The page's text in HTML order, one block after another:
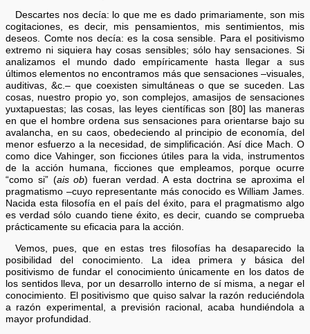
Descartes nos decía: lo que me es dado primariamente, son mis
cogitaciones, es decir, mis pensamientos, mis sentimientos, mis
deseos. Comte nos decía: es la cosa sensible. Para el positivismo
extremo ni siquiera hay cosas sensibles; sólo hay sensaciones. Si
analizamos el mundo dado empíricamente hasta llegar a sus
últimos elementos no encontramos más que sensaciones –visuales,
auditivas, &c.– que coexisten simultáneas o que se suceden. Las
cosas, nuestro propio yo, son complejos, amasijos de sensaciones
yuxtapuestas; las cosas, las leyes científicas son [80] las maneras
en que el hombre ordena sus sensaciones para orientarse bajo su
avalancha, en su caos, obedeciendo al principio de economía, del
menor esfuerzo a la necesidad, de simplificación. Así dice Mach. O
como dice Vahinger, son ficciones útiles para la vida, instrumentos
de la acción humana, ficciones que empleamos, porque ocurre
“como si” (ais ob) fueran verdad. A esta doctrina se aproxima el
pragmatismo –cuyo representante más conocido es William James.
Nacida esta filosofía en el país del éxito, para el pragmatismo algo
es verdad sólo cuando tiene éxito, es decir, cuando se comprueba
prácticamente su eficacia para la acción.
Vemos, pues, que en estas tres filosofías ha desaparecido la
posibilidad del conocimiento. La idea primera y básica del
positivismo de fundar el conocimiento únicamente en los datos de
los sentidos lleva, por un desarrollo interno de sí misma, a negar el
conocimiento. El positivismo que quiso salvar la razón reduciéndola
a razón experimental, a previsión racional, acaba hundiéndola a
mayor profundidad.